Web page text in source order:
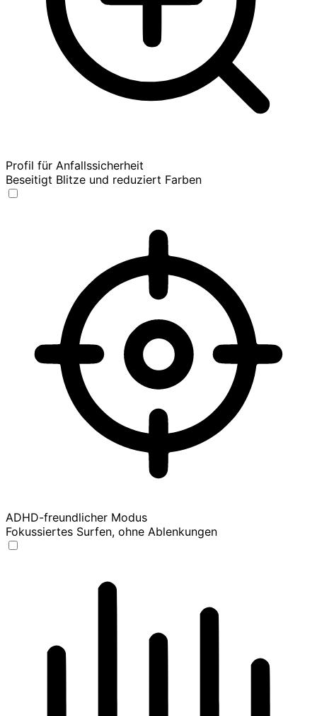
Profil für Anfallssicherheit
Beseitigt Blitze und reduziert Farben
ADHD-freundlicher Modus
Fokussiertes Surfen, ohne Ablenkungen